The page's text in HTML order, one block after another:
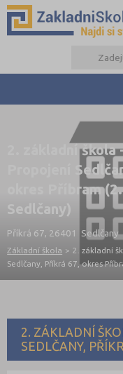
2. základní škola
Propojení
okres Příbram
Sedlčany)
Příkrá 67, 26401 Sedlčany
Základní škola > 2. základní
Sedlčany, Příkrá 67, okres
2. ZÁKLADNÍ
SEDLČANY,